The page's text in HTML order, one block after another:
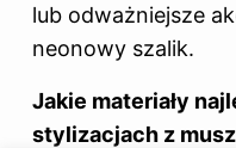
lub odważniejsze
neonowy szalik.
Jakie materiały
stylizacjach z